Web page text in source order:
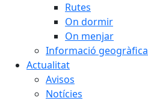
Rutes
On dormir
On menjar
Informació geogràfica
Actualitat
Avisos
Notícies